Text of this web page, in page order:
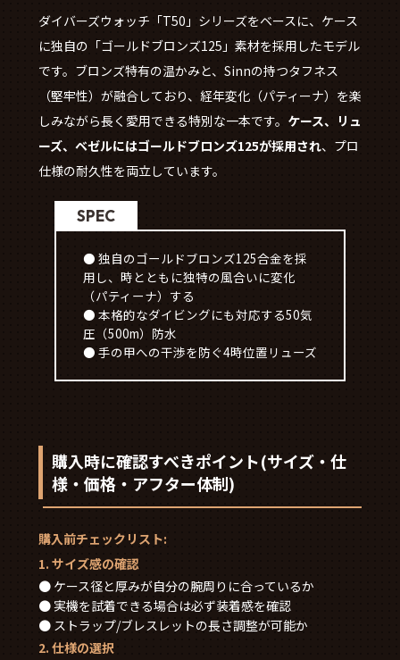
ダイバーズウォッチ「T50」シリーズをベースに、ケース
に独自の「ゴールドブロンズ125」素材を採用したモデル
です。ブロンズ特有の温かみと、Sinnの持つタフネス
（堅牢性）が融合しており、経年変化（パティーナ）を楽
しみながら長く愛用できる特別な一本です。 ケース、リュ
ーズ、ベゼルにはゴールドブロンズ125が採用され、プロ
仕様の耐久性を両立しています。
SPEC
● 独自のゴールドブロンズ125合金を採
用し、時とともに独特の風合いに変化
（パティーナ）する
● 本格的なダイビングにも対応する50気
圧（500m）防水
● 手の甲への干渉を防ぐ4時位置リューズ
購入時に確認すべきポイント(サイズ・仕
様・価格・アフター体制)
購入前チェックリスト:
1. サイズ感の確認
● ケース径と厚みが自分の腕周りに合っているか
● 実機を試着できる場合は必ず装着感を確認
● ストラップ/ブレスレットの長さ調整が可能か
2. 仕様の選択